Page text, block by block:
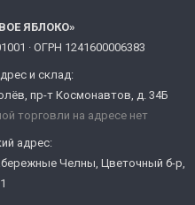
ЯБЛОКО»
· ОГРН 1241600006383
и склад:
пр-т Космонавтов, д. 34Б
торговли на адресе нет
адрес:
Челны, Цветочный б-р,